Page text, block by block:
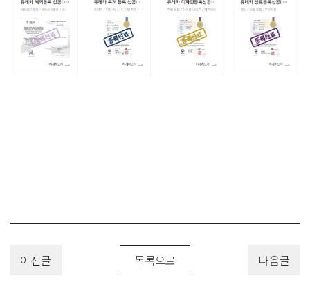
이전글 목록으로 다음글